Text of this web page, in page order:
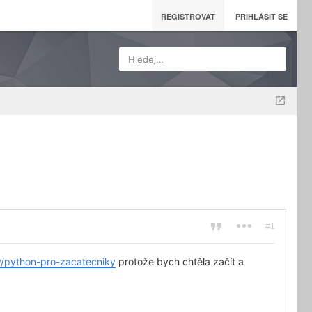
REGISTROVAT PŘIHLÁSIT SE
Hledej…
#1
python-pro-zacatecniky protože bych chtěla začít a